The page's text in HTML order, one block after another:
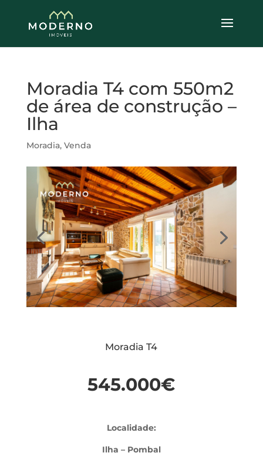
Moradia T4 com 550m2
de área de construção –
Ilha
Moradia, Venda
Moradia T4
545.000€
Localidade:
Ilha – Pombal